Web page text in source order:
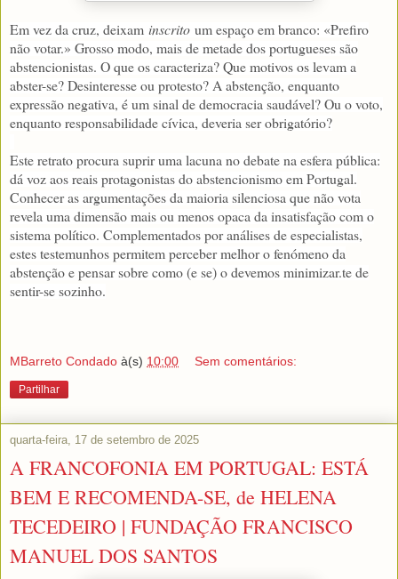
Em vez da cruz, deixam inscrito um espaço em branco: «Prefiro
não votar.» Grosso modo, mais de metade dos portugueses são
abstencionistas. O que os caracteriza? Que motivos os levam a
abster-se? Desinteresse ou protesto? A abstenção, enquanto
expressão negativa, é um sinal de democracia saudável? Ou o voto,
enquanto responsabilidade cívica, deveria ser obrigatório?
Este retrato procura suprir uma lacuna no debate na esfera pública:
dá voz aos reais protagonistas do abstencionismo em Portugal.
Conhecer as argumentações da maioria silenciosa que não vota
revela uma dimensão mais ou menos opaca da insatisfação com o
sistema político. Complementados por análises de especialistas,
estes testemunhos permitem perceber melhor o fenómeno da
abstenção e pensar sobre como (e se) o devemos minimizar.te de
sentir-se sozinho.
MBarreto Condado à(s) 10:00 Sem comentários:
Partilhar
quarta-feira, 17 de setembro de 2025
A FRANCOFONIA EM PORTUGAL: ESTÁ
BEM E RECOMENDA-SE, de HELENA
TECEDEIRO | FUNDAÇÃO FRANCISCO
MANUEL DOS SANTOS